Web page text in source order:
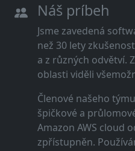
Náš príbeh
Jsme zavedená
než 30 lety
a z různých odvětví.
oblasti viděli
Členové našeho
špičkové a
Amazon AWS cloud
zpřístupněn.